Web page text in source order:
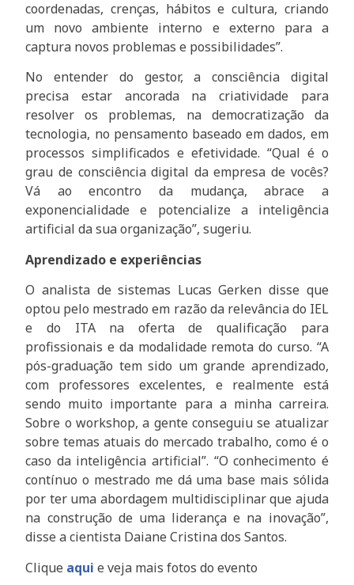
coordenadas, crenças, hábitos e cultura, criando
um novo ambiente interno e externo para a
captura novos problemas e possibilidades”.
No entender do gestor, a consciência digital
precisa estar ancorada na criatividade para
resolver os problemas, na democratização da
tecnologia, no pensamento baseado em dados, em
processos simplificados e efetividade. “Qual é o
grau de consciência digital da empresa de vocês?
Vá ao encontro da mudança, abrace a
exponencialidade e potencialize a inteligência
artificial da sua organização”, sugeriu.
Aprendizado e experiências
O analista de sistemas Lucas Gerken disse que
optou pelo mestrado em razão da relevância do IEL
e do ITA na oferta de qualificação para
profissionais e da modalidade remota do curso. “A
pós-graduação tem sido um grande aprendizado,
com professores excelentes, e realmente está
sendo muito importante para a minha carreira.
Sobre o workshop, a gente conseguiu se atualizar
sobre temas atuais do mercado trabalho, como é o
caso da inteligência artificial”. “O conhecimento é
contínuo o mestrado me dá uma base mais sólida
por ter uma abordagem multidisciplinar que ajuda
na construção de uma liderança e na inovação”,
disse a cientista Daiane Cristina dos Santos.
Clique aqui e veja mais fotos do evento